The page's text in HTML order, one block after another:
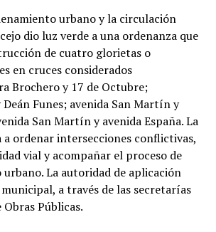
urbano y la circulación
dio luz verde a una ordenanza que
de cuatro glorietas o
en cruces considerados
Brochero y 17 de Octubre;
Funes; avenida San Martín y
San Martín y avenida España. La
ordenar intersecciones conflictivas,
vial y acompañar el proceso de
La autoridad de aplicación
a través de las secretarías
Públicas.